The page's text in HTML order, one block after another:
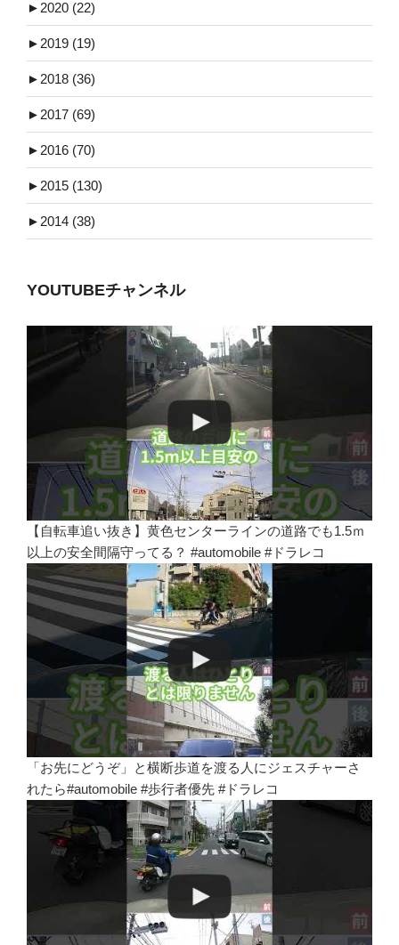
► 2020 (22)
► 2019 (19)
► 2018 (36)
► 2017 (69)
► 2016 (70)
► 2015 (130)
► 2014 (38)
YOUTUBEチャンネル
【自転車追い抜き】黄色センターラインの道路でも1.5ｍ
以上の安全間隔守ってる？ #automobile #ドラレコ
「お先にどうぞ」と横断歩道を渡る人にジェスチャーさ
れたら#automobile #歩行者優先 #ドラレコ